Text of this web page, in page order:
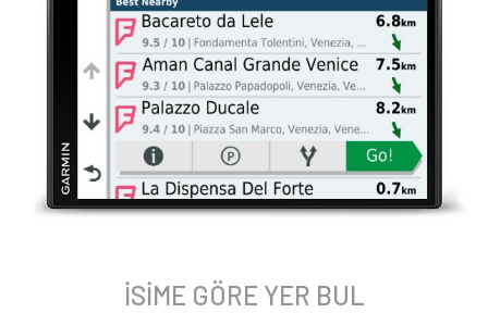
İSİME GÖRE YER BUL